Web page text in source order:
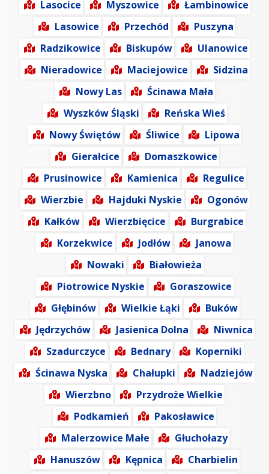
Lasocice Myszowice
Łambinowice
Lasowice
Przechód
Puszyna
Radzikowice
Biskupów
Ulanowice
Nieradowice
Maciejowice
Sidzina
Nowy Las
Ścinawa Mała
Wyszków Śląski
Reńska Wieś
Nowy Świętów
Śliwice
Lipowa
Gierałcice
Domaszkowice
Prusinowice
Kamienica
Regulice
Wierzbie
Hajduki Nyskie
Ogonów
Kałków
Wierzbięcice
Burgrabice
Korzekwice
Jodłów
Janowa
Nowaki
Białowieża
Piotrowice Nyskie
Goraszowice
Głębinów
Wielkie Łąki
Buków
Jędrzychów
Jasienica Dolna
Niwnica
Szadurczyce
Bednary
Koperniki
Ścinawa Nyska
Chałupki
Nadziejów
Wierzbno
Przydroże Wielkie
Podkamień
Pakosławice
Malerzowice Małe
Głuchołazy
Hanuszów
Kępnica
Charbielin